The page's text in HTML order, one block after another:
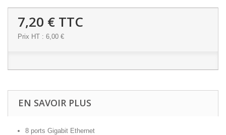
7,20 € TTC
Prix HT : 6,00 €
EN SAVOIR PLUS
8 ports Gigabit Ethernet